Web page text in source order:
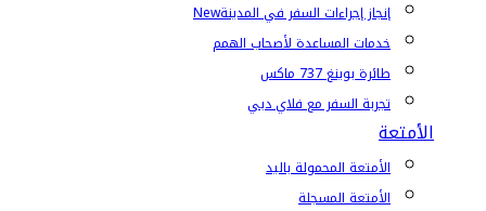
إنجاز إجراءات السفر في المدينةNew
خدمات المساعدة لأصحاب الهمم
طائرة بوينغ 737 ماكس
تجربة السفر مع فلاي دبي
الأمتعة
الأمتعة المحمولة باليد
الأمتعة المسجلة